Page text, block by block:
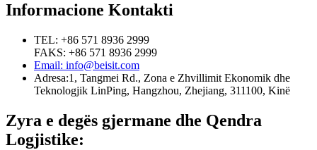
Informacione Kontakti
TEL: +86 571 8936 2999
FAKS: +86 571 8936 2999
Email: info@beisit.com
Adresa:1, Tangmei Rd., Zona e Zhvillimit Ekonomik dhe
Teknologjik LinPing, Hangzhou, Zhejiang, 311100, Kinë
Zyra e degës gjermane dhe Qendra
Logjistike: